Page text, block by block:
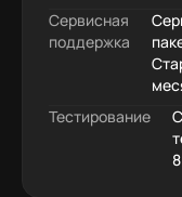
Сервисная
поддержка
Тестирование